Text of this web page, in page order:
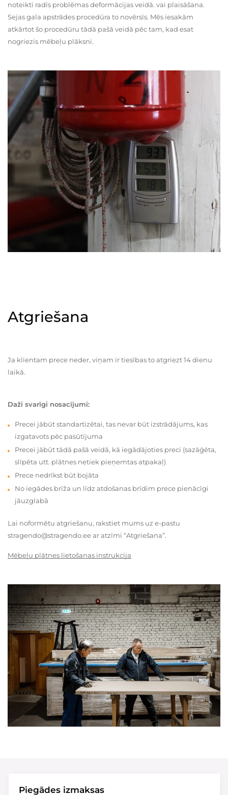
noteikti radīs problēmas deformācijas veidā. vai plaisāšana.
Sejas gala apstrādes procedūra to novērsīs. Mēs iesakām
atkārtot šo procedūru tādā pašā veidā pēc tam, kad esat
nogriezis mēbeļu plāksni.
Atgriešana
Ja klientam prece neder, viņam ir tiesības to atgriezt 14 dienu
laikā.
Daži svarīgi nosacījumi:
Precei jābūt standartizētai, tas nevar būt izstrādājums, kas
izgatavots pēc pasūtījuma
Precei jābūt tādā pašā veidā, kā iegādājoties preci (sazāģēta,
slīpēta utt. plātnes netiek pieņemtas atpakaļ)
Prece nedrīkst būt bojāta
No iegādes brīža un līdz atdošanas brīdim prece pienācīgi
jāuzglabā
Lai noformētu atgriešanu, rakstiet mums uz e-pastu
stragendo@stragendo.ee ar atzīmi “Atgriešana”.
Mēbeļu plātnes lietošanas instrukcija
Piegādes izmaksas